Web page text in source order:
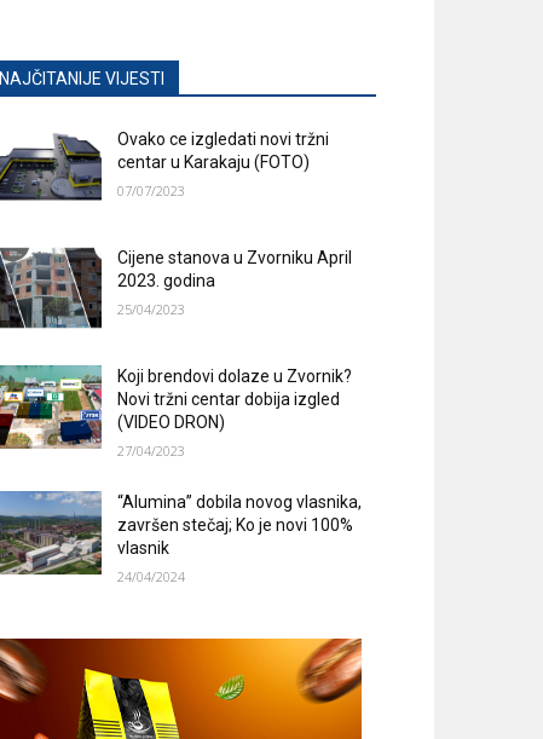
NAJČITANIJE VIJESTI
Ovako ce izgledati novi tržni
centar u Karakaju (FOTO)
07/07/2023
Cijene stanova u Zvorniku April
2023. godina
25/04/2023
Koji brendovi dolaze u Zvornik?
Novi tržni centar dobija izgled
(VIDEO DRON)
27/04/2023
“Alumina” dobila novog vlasnika,
završen stečaj; Ko je novi 100%
vlasnik
24/04/2024